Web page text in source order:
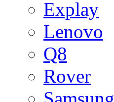
Explay
Lenovo
Q8
Rover